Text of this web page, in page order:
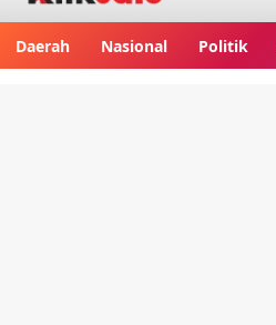
Daerah Nasional Politik